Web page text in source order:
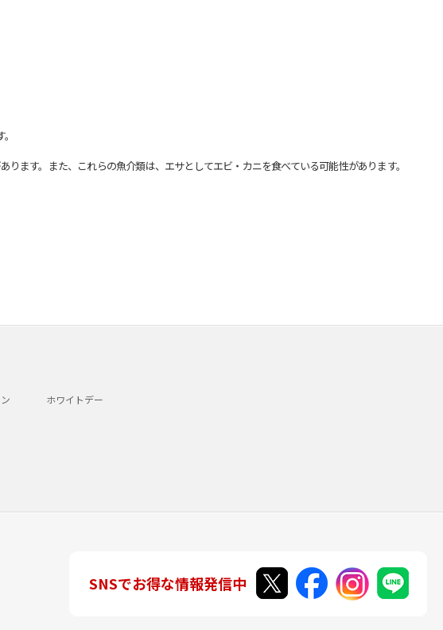
ます。また、これらの魚介類は、エサとしてエビ・カニを食べている可能性があります。
ホワイトデー
SNSでお得な情報発信中